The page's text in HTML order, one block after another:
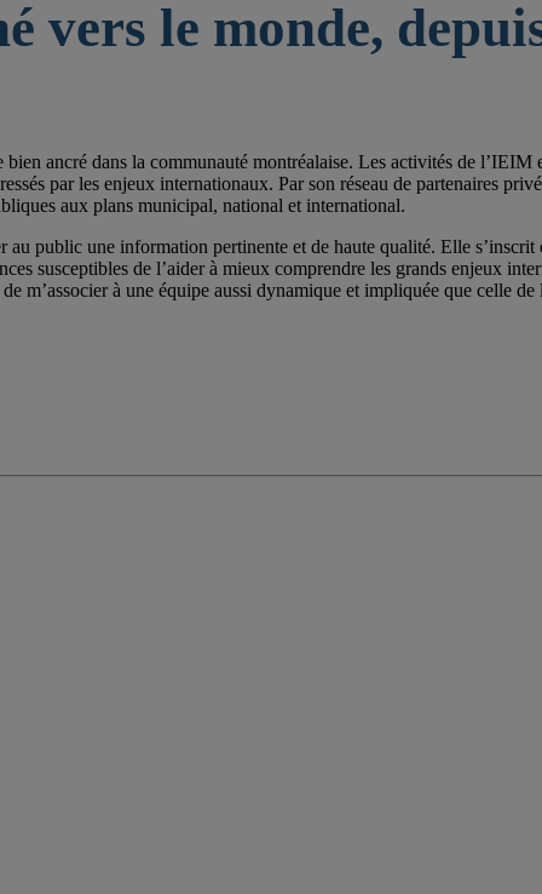
le monde,
ancré dans la communauté montréalaise. Les activités de l’IEIM
par les enjeux internationaux. Par son réseau de partenaires
aux plans municipal, national et international.
public une information pertinente et de haute qualité. Elle s’inscrit
susceptibles de l’aider à mieux comprendre les grands enjeux
m’associer à une équipe aussi dynamique et impliquée que celle de